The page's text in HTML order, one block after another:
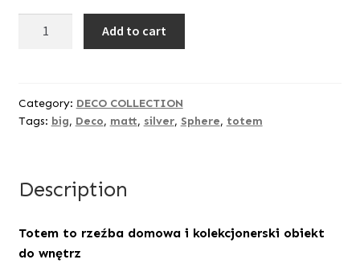
quantity
Add to cart
Category: DECO COLLECTION
Tags: big, Deco, matt, silver, Sphere, totem
Description
Totem to rzeźba domowa i kolekcjonerski obiekt
do wnętrz